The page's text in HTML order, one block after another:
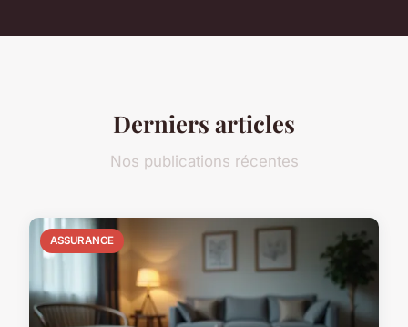
Derniers articles
Nos publications récentes
ASSURANCE